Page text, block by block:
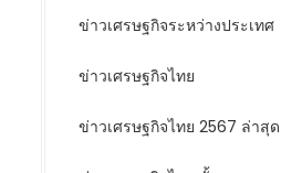
ข่าวเศรษฐกิจระหว่างประเทศ
ข่าวเศรษฐกิจไทย
ข่าวเศรษฐกิจไทย 2567 ล่าสุด